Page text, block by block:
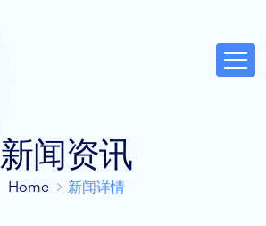
新闻资讯
Home 新闻详情